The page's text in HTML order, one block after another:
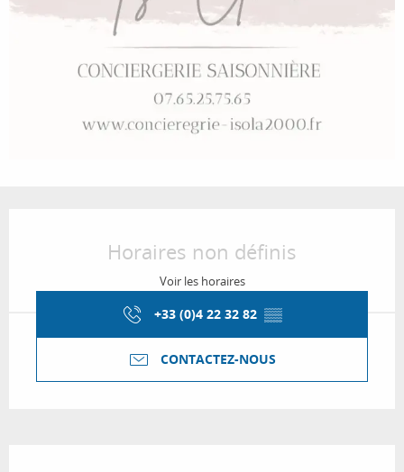
Horaires non définis
Voir les horaires
+33 (0)4 22 32 82 ▒▒
CONTACTEZ-NOUS